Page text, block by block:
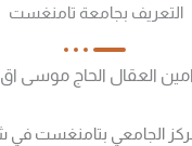
التعريف بجامعة تامنغست
العقال الحاج موسى
الجامعي بتامنغست